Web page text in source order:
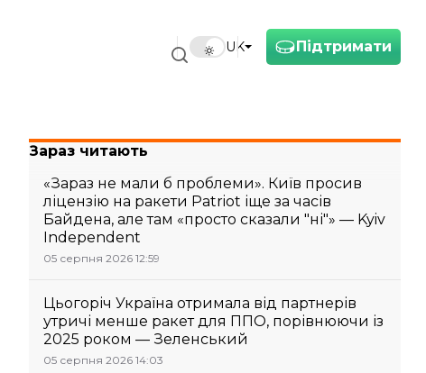
Підтримати
UK
Зараз читають
«Зараз не мали б проблеми». Київ просив
ліцензію на ракети Patriot іще за часів
Байдена, але там «просто сказали "ні"» — Kyiv
Independent
05 серпня 2026 12:59
Цьогоріч Україна отримала від партнерів
утричі менше ракет для ППО, порівнюючи із
2025 роком — Зеленський
05 серпня 2026 14:03